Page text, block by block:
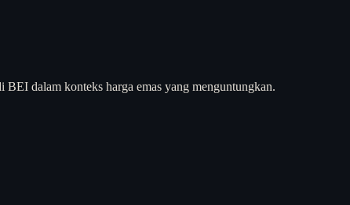
dalam konteks harga emas yang menguntungkan.